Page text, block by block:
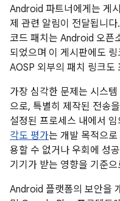
Android 파트너에게는 게
제 관련 알림이 전달됩니
코드 패치는 Android 오픈
되었으며 이 게시판에도
AOSP 외부의 패치 링크도
가장 심각한 문제는 시스
으로, 특별히 제작된 전송
설정된 프로세스 내에서
각도 평가는 개발 목적으
용할 수 없거나 우회에 성
기기가 받는 영향을 기준
Android 플랫폼의 보안을